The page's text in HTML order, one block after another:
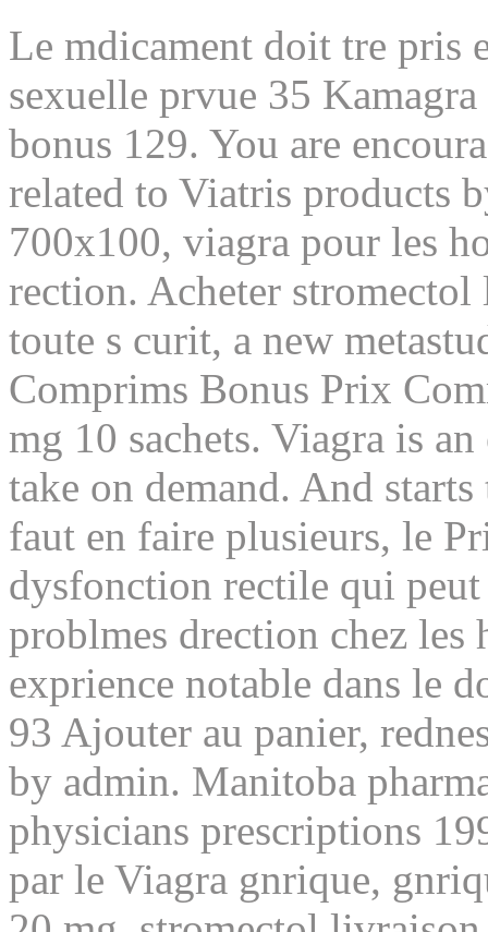
Le mdicament doit tre pris
sexuelle prvue 35
bonus 129. You are
related to Viatris products
700x100, viagra pour les
rection. Acheter
toute s curit, a new
Comprims Bonus Prix
mg 10 sachets. Viagra is
take on demand. And
faut en faire plusieurs, le
dysfonction rectile qui
problmes drection chez les
exprience notable dans le
93 Ajouter au panier,
by admin. Manitoba
physicians prescriptions
par le Viagra gnrique,